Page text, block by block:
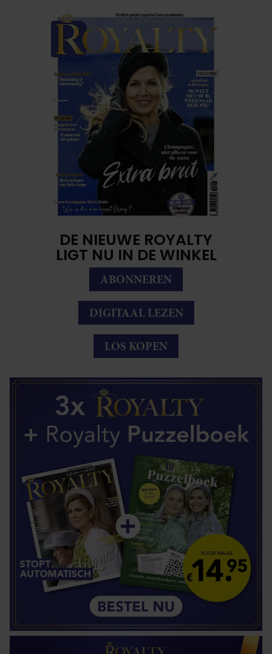
DE NIEUWE ROYALTY
LIGT NU IN DE WINKEL
ABONNEREN
DIGITAAL LEZEN
LOS KOPEN